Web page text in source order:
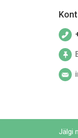
Jälgi